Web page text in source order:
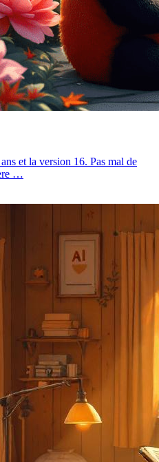
et la version 16. Pas mal de
…